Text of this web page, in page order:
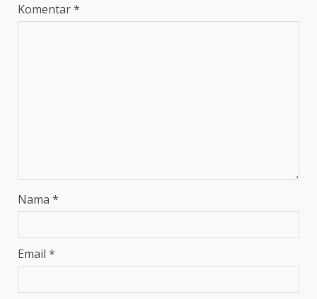
Komentar*
Nama *
Email *